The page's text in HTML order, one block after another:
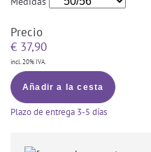
Protectores De
Paños De
Cuna Nido
ACCESORIOS
CHEQUE REGALO
LOTES DE
Precio
€ 37,90
incl. 20% IVA.
Añadir a la cesta
Plazo de entrega 3-5 días